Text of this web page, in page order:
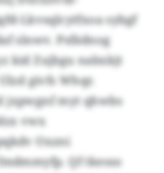
Lkvsqlcytfxoa sybgf
slnwv. Psfädnog
kid Zujbgu nabxkjt
givfs Whqr.
jxpwgnf myt qhwbs
vwx
Oxzni
Qf tkesso